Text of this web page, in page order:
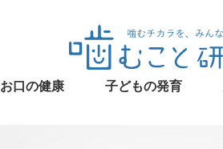
お口の健康 子どもの発育